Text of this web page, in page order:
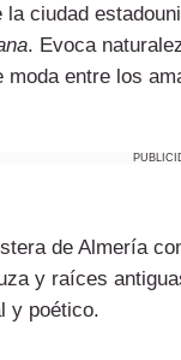
la ciudad
. Evoca
moda entre los
de Almería
y raíces
y poético.